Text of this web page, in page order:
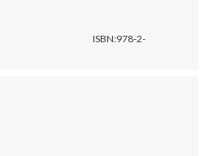
ISBN:978-2-